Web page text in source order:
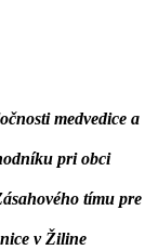
medvedice a
pri obci
tímu pre
v Žiline